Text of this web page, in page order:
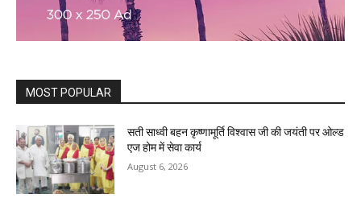
MOST POPULAR
सती साध्वी बहन कृष्णामूर्ति विश्वास जी की जयंती पर ओल्ड
एज होम में सेवा कार्य
August 6, 2026